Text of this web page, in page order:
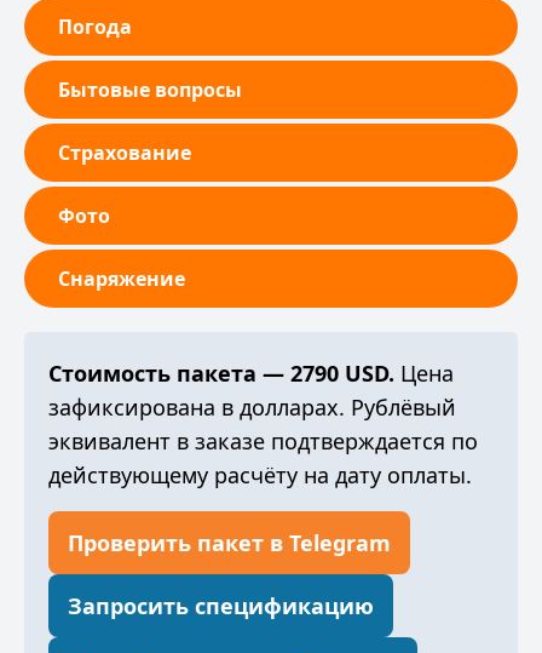
Погода
Бытовые вопросы
Страхование
Фото
Снаряжение
Стоимость пакета — 2790 USD. Цена
зафиксирована в долларах. Рублёвый
эквивалент в заказе подтверждается по
действующему расчёту на дату оплаты.
Проверить пакет в Telegram
Запросить спецификацию